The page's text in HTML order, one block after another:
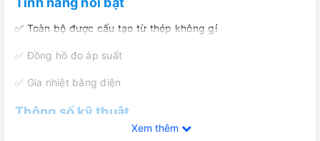
✅ Toàn bộ được cấu tạo từ thép không gỉ
✅ Đồng hồ đo áp suất
✅ Gia nhiệt bằng điện
Thông số kỹ thuật
Xem thêm